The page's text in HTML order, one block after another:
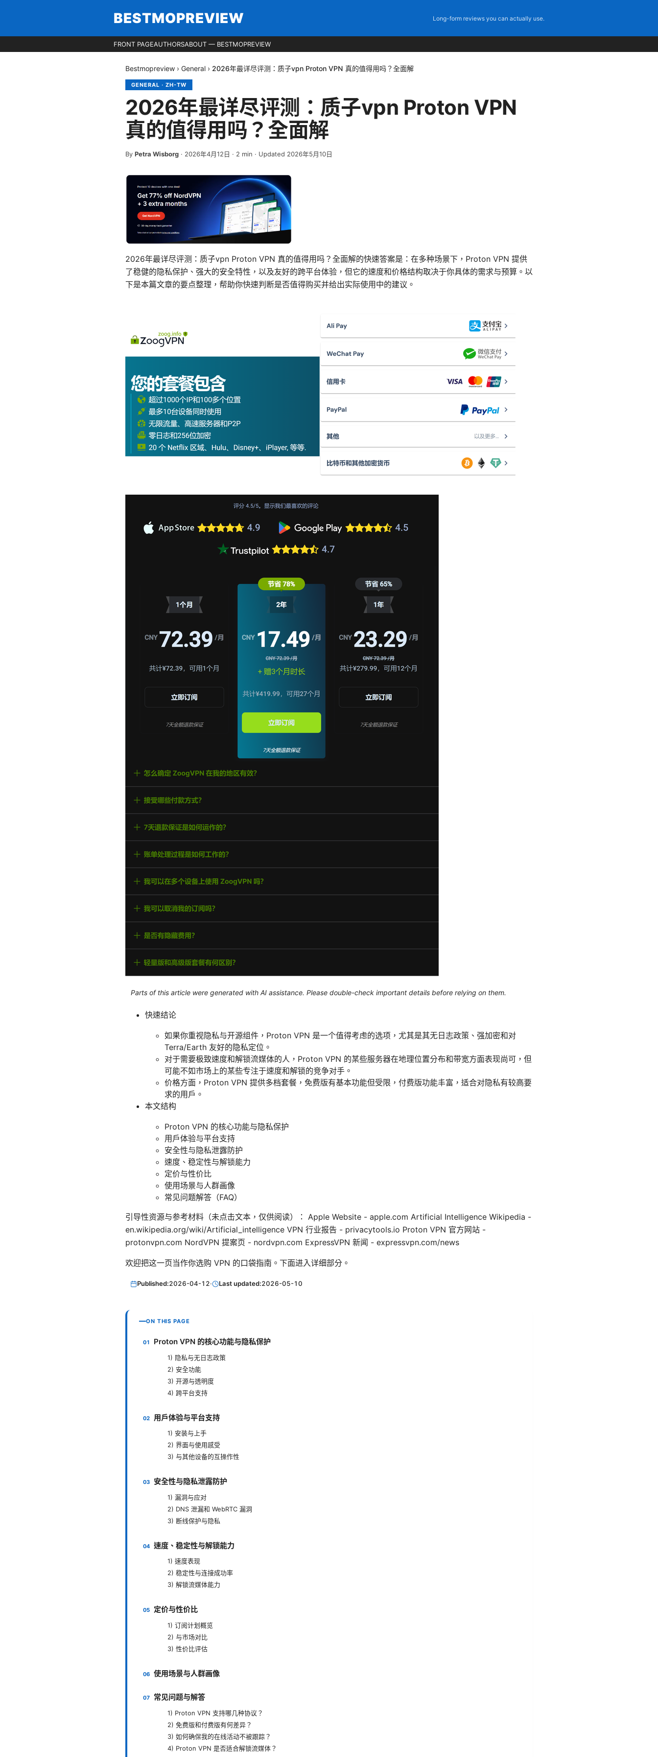
BESTMOPREVIEW Long-form reviews you can actually use.
FRONT PAGEAUTHORSABOUT — BESTMOPREVIEW
Bestmopreview › General › 2026年最详尽评测：质子vpn Proton VPN 真的值得用吗？全面解
GENERAL · ZH-TW
2026年最详尽评测：质子vpn Proton VPN
真的值得用吗？全面解
By Petra Wisborg · 2026年4月12日 · 2 min · Updated 2026年5月10日
2026年最详尽评测：质子vpn Proton VPN 真的值得用吗？全面解的快速答案是：在多种场景下，Proton VPN 提供
了稳健的隐私保护、强大的安全特性，以及友好的跨平台体验，但它的速度和价格结构取决于你具体的需求与预算。以
下是本篇文章的要点整理，帮助你快速判断是否值得购买并给出实际使用中的建议。
Parts of this article were generated with AI assistance. Please double-check important details before relying on them.
快速结论
如果你重视隐私与开源组件，Proton VPN 是一个值得考虑的选项，尤其是其无日志政策、强加密和对
Terra/Earth 友好的隐私定位。
对于需要极致速度和解锁流媒体的人，Proton VPN 的某些服务器在地理位置分布和带宽方面表现尚可，但
可能不如市场上的某些专注于速度和解锁的竞争对手。
价格方面，Proton VPN 提供多档套餐，免费版有基本功能但受限，付费版功能丰富，适合对隐私有较高要
求的用户。
本文结构
Proton VPN 的核心功能与隐私保护
用户体验与平台支持
安全性与隐私泄露防护
速度、稳定性与解锁能力
定价与性价比
使用场景与人群画像
常见问题解答（FAQ）
引导性资源与参考材料（未点击文本，仅供阅读）： Apple Website - apple.com Artificial Intelligence Wikipedia -
en.wikipedia.org/wiki/Artificial_intelligence VPN 行业报告 - privacytools.io Proton VPN 官方网站 -
protonvpn.com NordVPN 提案页 - nordvpn.com ExpressVPN 新闻 - expressvpn.com/news
欢迎把这一页当作你选购 VPN 的口袋指南。下面进入详细部分。
Published:2026-04-12· Last updated:2026-05-10
ON THIS PAGE
Proton VPN 的核心功能与隐私保护
1) 隐私与无日志政策
2) 安全功能
3) 开源与透明度
4) 跨平台支持
用户体验与平台支持
1) 安装与上手
2) 界面与使用感受
3) 与其他设备的互操作性
安全性与隐私泄露防护
1) 漏洞与应对
2) DNS 泄漏和 WebRTC 漏洞
3) 断线保护与隐私
速度、稳定性与解锁能力
1) 速度表现
2) 稳定性与连接成功率
3) 解锁流媒体能力
定价与性价比
1) 订阅计划概览
2) 与市场对比
3) 性价比评估
使用场景与人群画像
常见问题与解答
1) Proton VPN 支持哪几种协议？
2) 免费版和付费版有何差异？
3) 如何确保我的在线活动不被跟踪？
4) Proton VPN 是否适合解锁流媒体？